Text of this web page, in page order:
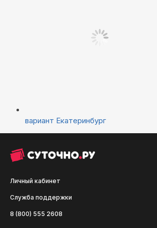
вариант Екатеринбург
Личный кабинет
Служба поддержки
8 (800) 555 2608